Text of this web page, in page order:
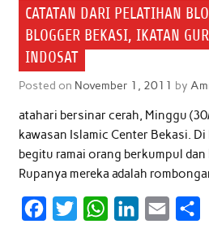
CATATAN DARI PELATIHAN
BLOGGER BEKASI, IKATAN
INDOSAT
Posted on November 1, 2011 by
atahari bersinar cerah, Minggu
kawasan Islamic Center Bekasi.
begitu ramai orang berkumpul
Rupanya mereka adalah
W